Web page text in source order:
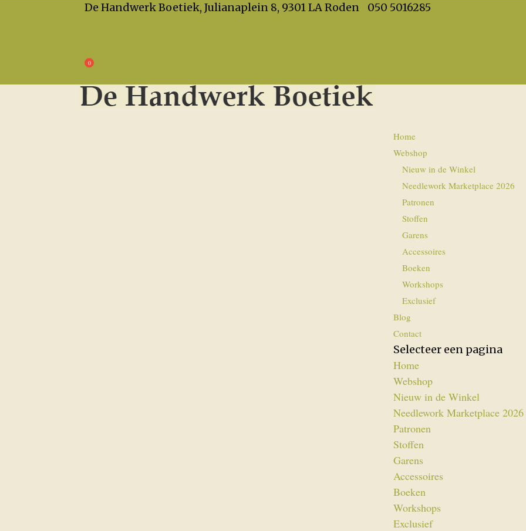
De Handwerk Boetiek, Julianaplein 8, 9301 LA Roden 050 5016285
Algemene Voorwaarden
Home
Webshop
Nieuw in de Winkel
Needlework Marketplace 2026
Patronen
Stoffen
Garens
Accessoires
Boeken
Workshops
Exclusief
Blog
Contact
Selecteer een pagina
Home
Webshop
Nieuw in de Winkel
Needlework Marketplace 2026
Patronen
Stoffen
Garens
Accessoires
Boeken
Workshops
Exclusief